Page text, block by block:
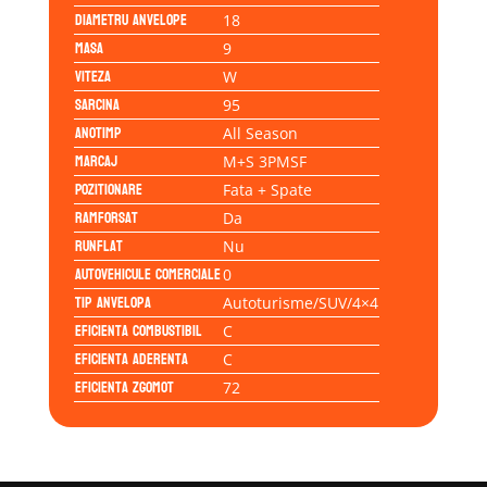
Diametru anvelope 18
Masa 9
Viteza W
Sarcina 95
Anotimp All Season
Marcaj M+S 3PMSF
Pozitionare Fata + Spate
Ramforsat Da
Runflat Nu
Autovehicule comerciale0
Tip anvelopa Autoturisme/SUV/4×4
Eficienta Combustibil C
Eficienta Aderenta C
Eficienta Zgomot 72